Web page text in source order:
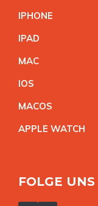
IPHONE
IPAD
MAC
IOS
MACOS
APPLE WATCH
FOLGE UNS